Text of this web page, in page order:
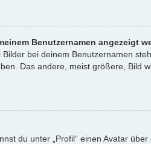
Benutzernamen angezeigt
bei deinem Benutzernamen
Das andere, meist größere, Bild
du unter „Profil“ einen Avatar